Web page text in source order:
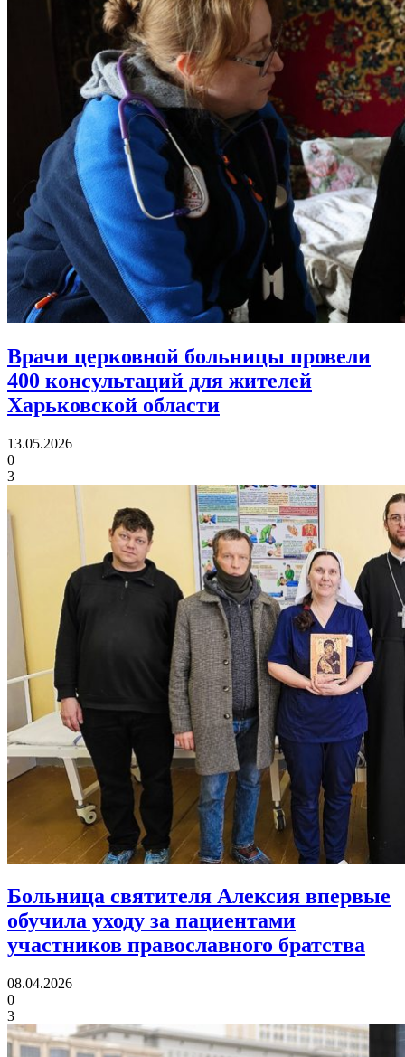
Врачи церковной больницы провели
400 консультаций для жителей
Харьковской области
13.05.2026
0
3
Больница святителя Алексия впервые
обучила уходу за пациентами
участников православного братства
08.04.2026
0
3